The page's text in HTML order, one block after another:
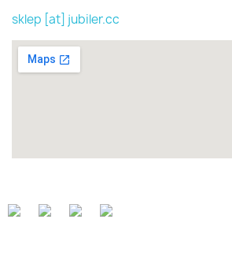
sklep [at] jubiler.cc